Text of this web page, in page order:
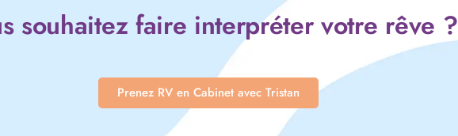
souhaitez faire interpréter votre rêve ?
Prenez RV en Cabinet avec Tristan